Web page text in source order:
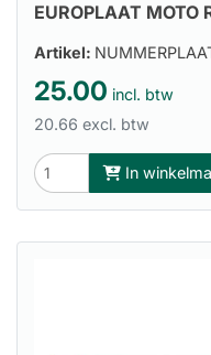
EUROPLAAT MOTO
Artikel:
25.00 incl. btw
20.66 excl. btw
In